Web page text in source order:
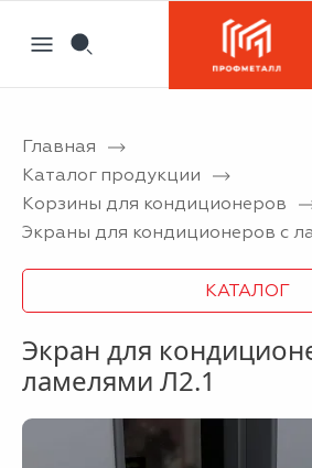
Назад
Партнерам
Информация
Назад
Кровля
Потолки
Двери
Металлоизделия
Назад
Сервисный металлоцентр
Координатная пробивка
Лазерная резка металла
Порошковая покраска
Проектирование
Назад
Новости
Главная
Каталог продукции
Корзины для кондиционеров
Экраны для кондиционеров с
КАТАЛОГ
Экран для
ламелями Л2.1